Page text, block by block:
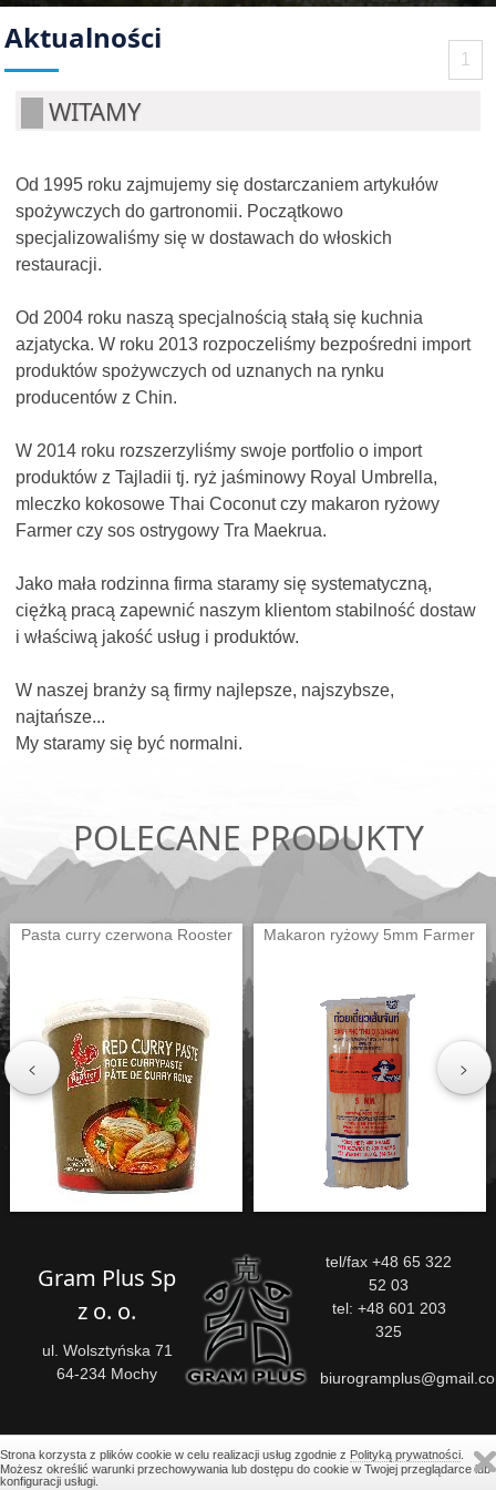
Strona korzysta z plików cookie w celu realizacji usług zgodnie z Polityką prywatności
Możesz określić warunki przechowywania lub dostępu do cookie w Twojej przeglądarce lub
konfiguracji usługi.
Aktualności
1
WITAMY
Od 1995 roku zajmujemy się dostarczaniem artykułów
spożywczych do gartronomii. Początkowo
specjalizowaliśmy się w dostawach do włoskich
restauracji.
Od 2004 roku naszą specjalnością stałą się kuchnia
azjatycka. W roku 2013 rozpoczeliśmy bezpośredni import
produktów spożywczych od uznanych na rynku
producentów z Chin.
W 2014 roku rozszerzyliśmy swoje portfolio o import
produktów z Tajladii tj. ryż jaśminowy Royal Umbrella,
mleczko kokosowe Thai Coconut czy makaron ryżowy
Farmer czy sos ostrygowy Tra Maekrua.
Jako mała rodzinna firma staramy się systematyczną,
ciężką pracą zapewnić naszym klientom stabilność dostaw
i właściwą jakość usług i produktów.
W naszej branży są firmy najlepsze, najszybsze,
najtańsze...
My staramy się być normalni.
POLECANE PRODUKTY
Pasta curry czerwona Rooster Makaron ryżowy 5mm Farmer
< >
Gram Plus Sp
z o. o.
ul. Wolsztyńska 71
64-234 Mochy
tel/fax +48 65 322
52 03
tel: +48 601 203
325
Copyright © GRAM PLUS. - Wszelkie prawa zastrzeżone.
liczba odwiedzin: 307761 online: 1